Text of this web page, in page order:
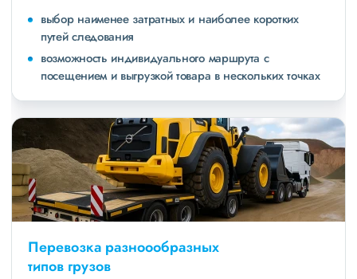
выбор наименее затратных и наиболее коротких
путей следования
возможность индивидуального маршрута с
посещением и выгрузкой товара в нескольких точках
Перевозка разноообразных
типов грузов